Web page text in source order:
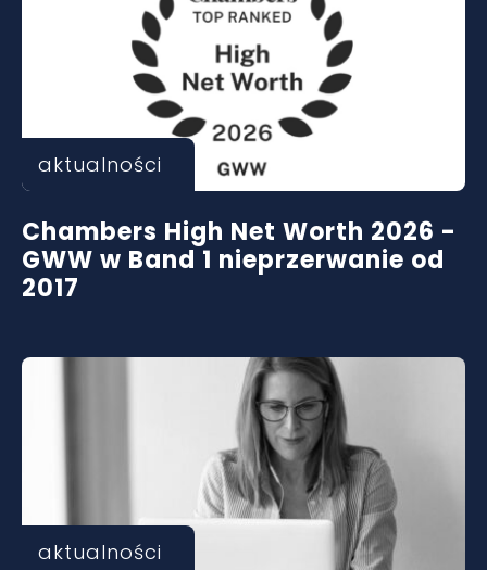
aktualności
Chambers High Net Worth 2026 -
GWW w Band 1 nieprzerwanie od
2017
aktualności